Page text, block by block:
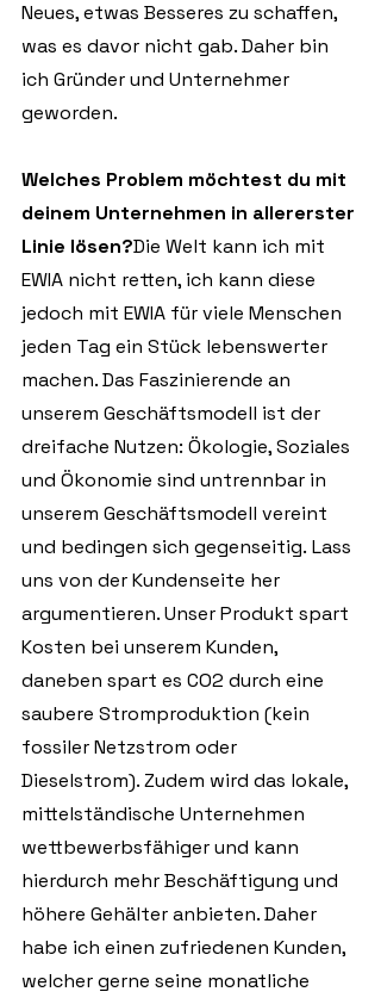
Neues, etwas Besseres zu schaffen,
was es davor nicht gab. Daher bin
ich Gründer und Unternehmer
geworden.
Welches Problem möchtest du mit
deinem Unternehmen in allererster
Linie lösen?Die Welt kann ich mit
EWIA nicht retten, ich kann diese
jedoch mit EWIA für viele Menschen
jeden Tag ein Stück lebenswerter
machen. Das Faszinierende an
unserem Geschäftsmodell ist der
dreifache Nutzen: Ökologie, Soziales
und Ökonomie sind untrennbar in
unserem Geschäftsmodell vereint
und bedingen sich gegenseitig. Lass
uns von der Kundenseite her
argumentieren. Unser Produkt spart
Kosten bei unserem Kunden,
daneben spart es CO2 durch eine
saubere Stromproduktion (kein
fossiler Netzstrom oder
Dieselstrom). Zudem wird das lokale,
mittelständische Unternehmen
wettbewerbsfähiger und kann
hierdurch mehr Beschäftigung und
höhere Gehälter anbieten. Daher
habe ich einen zufriedenen Kunden,
welcher gerne seine monatliche